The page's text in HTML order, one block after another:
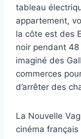
tableau
appartement,
la côte est des
noir pendant 48
imaginé des
commerces
d’arrêter des
La Nouvelle
cinéma